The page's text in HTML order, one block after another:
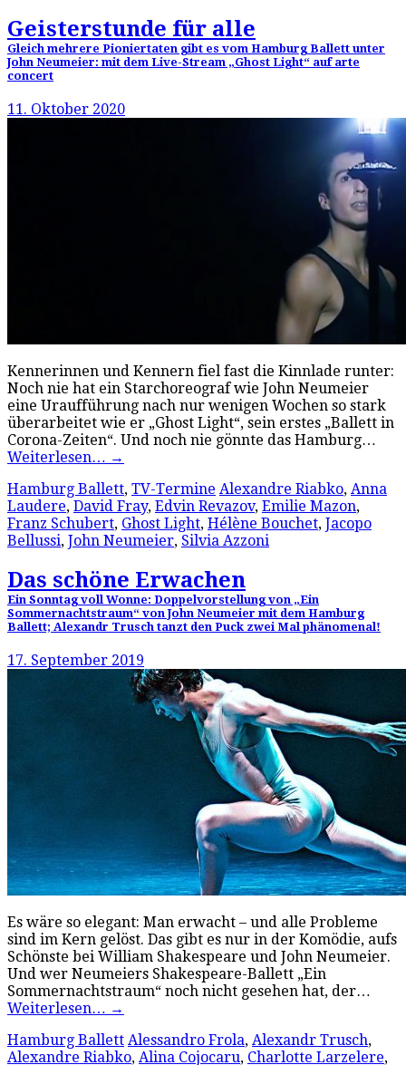
Geisterstunde für alle
Gleich mehrere Pioniertaten gibt es vom Hamburg Ballett unter
John Neumeier: mit dem Live-Stream „Ghost Light“ auf arte
concert
11. Oktober 2020
Kennerinnen und Kennern fiel fast die Kinnlade runter:
Noch nie hat ein Starchoreograf wie John Neumeier
eine Uraufführung nach nur wenigen Wochen so stark
überarbeitet wie er „Ghost Light“, sein erstes „Ballett in
Corona-Zeiten“. Und noch nie gönnte das Hamburg…
Weiterlesen… →
Hamburg Ballett, TV-Termine Alexandre Riabko, Anna
Laudere, David Fray, Edvin Revazov, Emilie Mazon,
Franz Schubert, Ghost Light, Hélène Bouchet, Jacopo
Bellussi, John Neumeier, Silvia Azzoni
Das schöne Erwachen
Ein Sonntag voll Wonne: Doppelvorstellung von „Ein
Sommernachtstraum“ von John Neumeier mit dem Hamburg
Ballett; Alexandr Trusch tanzt den Puck zwei Mal phänomenal!
17. September 2019
Es wäre so elegant: Man erwacht – und alle Probleme
sind im Kern gelöst. Das gibt es nur in der Komödie, aufs
Schönste bei William Shakespeare und John Neumeier.
Und wer Neumeiers Shakespeare-Ballett „Ein
Sommernachtstraum“ noch nicht gesehen hat, der…
Weiterlesen… →
Hamburg Ballett Alessandro Frola, Alexandr Trusch,
Alexandre Riabko, Alina Cojocaru, Charlotte Larzelere,